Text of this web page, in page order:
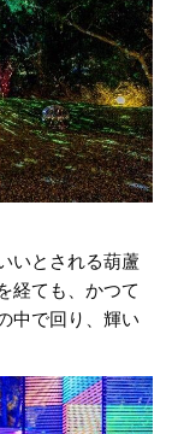
いとされる葫蘆
経ても、かつて
中で回り、輝い